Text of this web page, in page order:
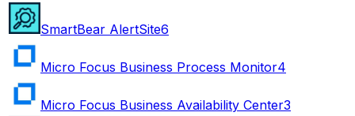
SmartBear AlertSite6
Micro Focus Business Process Monitor4
Micro Focus Business Availability Center3